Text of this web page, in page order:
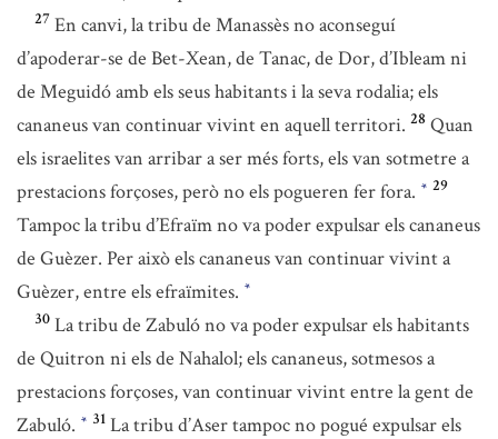
27 En canvi, la tribu de Manassès no aconseguí
d’apoderar-se de Bet-Xean, de Tanac, de Dor, d’Ibleam ni
de Meguidó amb els seus habitants i la seva rodalia; els
cananeus van continuar vivint en aquell territori. 28 Quan
els israelites van arribar a ser més forts, els van sotmetre a
prestacions forçoses, però no els pogueren fer fora. * 29
Tampoc la tribu d’Efraïm no va poder expulsar els cananeus
de Guèzer. Per això els cananeus van continuar vivint a
Guèzer, entre els efraïmites. *
30 La tribu de Zabuló no va poder expulsar els habitants
de Quitron ni els de Nahalol; els cananeus, sotmesos a
prestacions forçoses, van continuar vivint entre la gent de
Zabuló. * 31 La tribu d’Aser tampoc no pogué expulsar els